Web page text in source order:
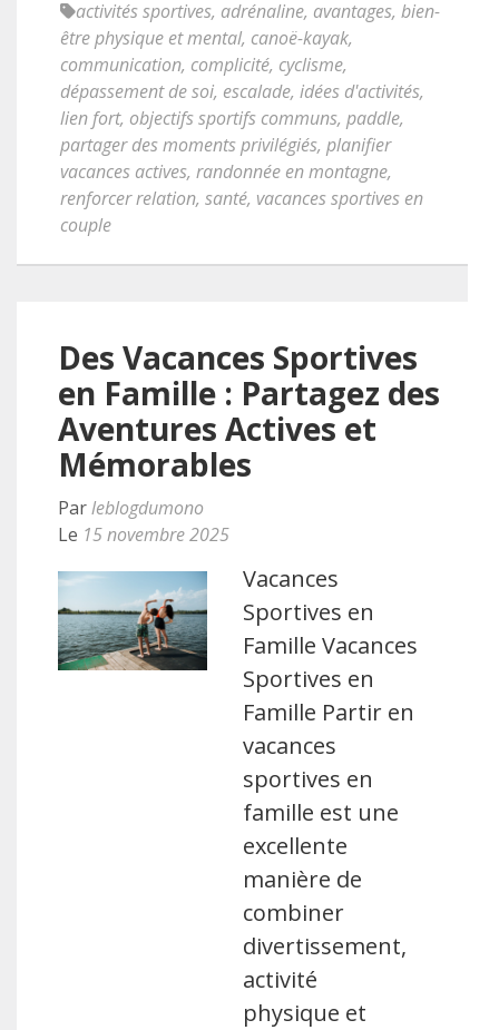
activités sportives, adrénaline, avantages, bien-
être physique et mental, canoë-kayak,
communication, complicité, cyclisme,
dépassement de soi, escalade, idées d'activités,
lien fort, objectifs sportifs communs, paddle,
partager des moments privilégiés, planifier
vacances actives, randonnée en montagne,
renforcer relation, santé, vacances sportives en
couple
Des Vacances Sportives
en Famille : Partagez des
Aventures Actives et
Mémorables
Parleblogdumono
Le 15 novembre 2025
Vacances
Sportives en
Famille Vacances
Sportives en
Famille Partir en
vacances
sportives en
famille est une
excellente
manière de
combiner
divertissement,
activité
physique et